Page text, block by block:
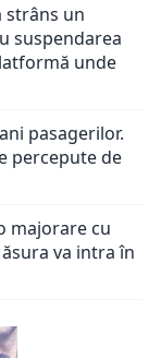
strâns un
suspendarea
unde
pasagerilor.
percepute de
majorare cu
va intra în